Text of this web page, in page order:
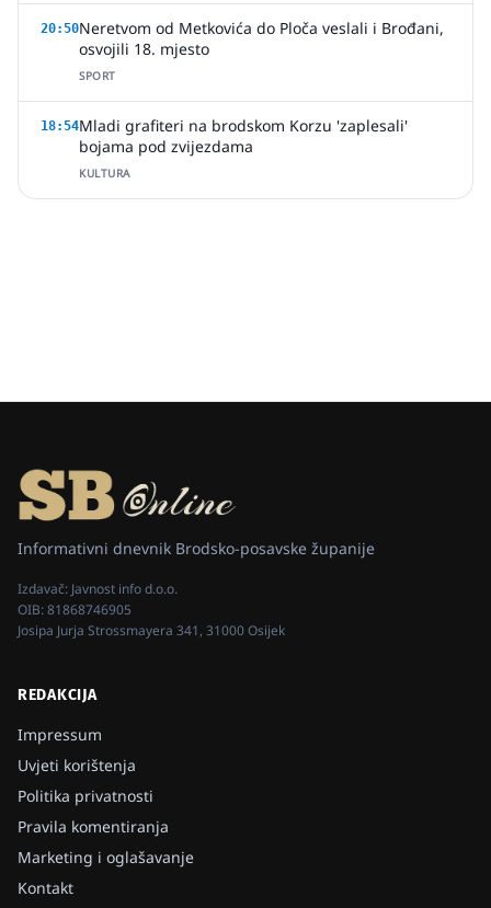
20:50Neretvom od Metkovića do Ploča veslali i Brođani,
osvojili 18. mjesto
SPORT
18:54Mladi grafiteri na brodskom Korzu 'zaplesali'
bojama pod zvijezdama
KULTURA
Informativni dnevnik Brodsko-posavske županije
Izdavač: Javnost info d.o.o.
OIB:81868746905
Josipa Jurja Strossmayera 341, 31000 Osijek
REDAKCIJA
Impressum
Uvjeti korištenja
Politika privatnosti
Pravila komentiranja
Marketing i oglašavanje
Kontakt